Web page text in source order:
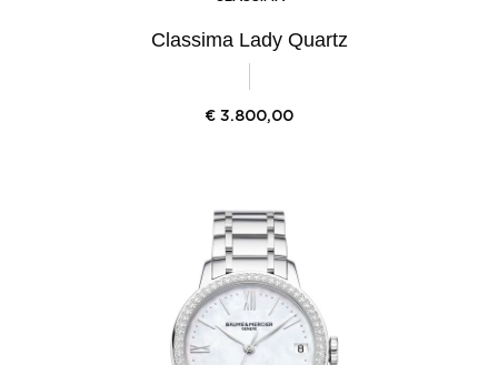
Classima Lady Quartz
€ 3.800,00